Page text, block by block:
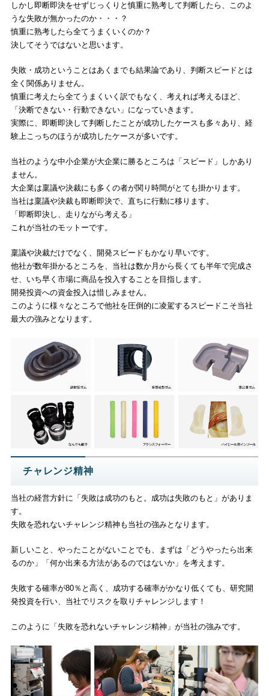
しかし即断即決をせずじっくりと慎重に熟考して判断したら、このよ
うな失敗が無かったのか・・・？
慎重に熟考したら全てうまくいくのか？
決してそうではないと思います。
失敗・成功ということはあくまでも結果論であり、判断スピードとは
全く関係ありません。
慎重に考えたら全てうまくいく訳でもなく、考えれば考えるほど、
「決断できない・行動できない」になっていきます。
実際に、即断即決して判断したことが成功したケースも多々あり、経
験上こっちのほうが成功したケースが多いです。
当社のような中小企業が大企業に勝るところは「スピード」しかあり
ません。
大企業は稟議や決裁にも多くの者が関り時間がとても掛かります。
当社は稟議や決裁も即断即決で、直ちに行動に移ります。
「即断即決し、走りながら考える」
これが当社のモットーです。
稟議や決裁だけでなく、開発スピードもかなり早いです。
他社が数年掛かるところを、当社は数か月から長くても半年で完成さ
せ、いち早く市場に商品を投入することを目指します。
開発投資への資金投入は惜しみません。
このように様々なところで他社を圧倒的に凌駕するスピードこそ当社
最大の強みとなります。
チャレンジ精神
当社の経営方針に「失敗は成功のもと。成功は失敗のもと」がありま
す。
失敗を恐れないチャレンジ精神も当社の強みとなります。
新しいこと、やったことがないことでも、まずは「どうやったら出来
るのか」「何か出来る方法があるのではないか」を考えます。
失敗する確率が80％と高く、成功する確率がかなり低くても、研究開
発投資を行い、当社でリスクを取りチャレンジします！
このように「失敗を恐れないチャレンジ精神」が当社の強みです。